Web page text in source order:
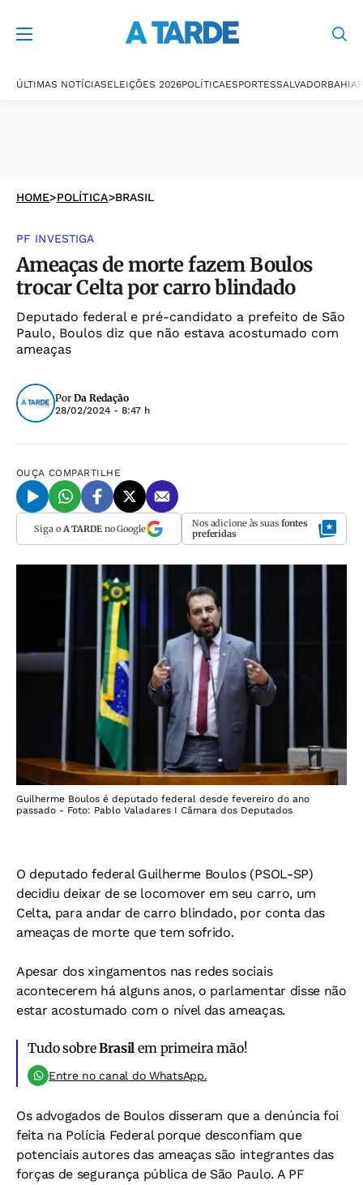
ÚLTIMAS NOTÍCIASELEIÇÕES 2026POLÍTICAESPORTESSALVADORBAHIA
HOME>POLÍTICA>BRASIL
PF INVESTIGA
Ameaças de morte fazem Boulos
trocar Celta por carro blindado
Deputado federal e pré-candidato a prefeito de São
Paulo, Boulos diz que não estava acostumado com
ameaças
Por Da Redação
28/02/2024 - 8:47 h
OUÇA COMPARTILHE
Siga o A TARDEno Google Nos adicione às suas fontes
preferidas
Guilherme Boulos é deputado federal desde fevereiro do ano
passado - Foto: Pablo Valadares I Câmara dos Deputados
O deputado federal Guilherme Boulos (PSOL-SP)
decidiu deixar de se locomover em seu carro, um
Celta, para andar de carro blindado, por conta das
ameaças de morte que tem sofrido.
Apesar dos xingamentos nas redes sociais
acontecerem há alguns anos, o parlamentar disse não
estar acostumado com o nível das ameaças.
Tudo sobreBrasil em primeira mão!
Entre no canal do WhatsApp.
Os advogados de Boulos disseram que a denúncia foi
feita na Polícia Federal porque desconfiam que
potenciais autores das ameaças são integrantes das
forças de segurança pública de São Paulo. A PF